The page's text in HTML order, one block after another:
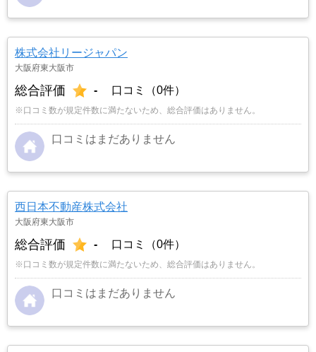
株式会社リージャパン
大阪府東大阪市
総合評価 - 口コミ（0件）
※口コミ数が規定件数に満たないため、総合評価はありません。
口コミはまだありません
西日本不動産株式会社
大阪府東大阪市
総合評価 - 口コミ（0件）
※口コミ数が規定件数に満たないため、総合評価はありません。
口コミはまだありません